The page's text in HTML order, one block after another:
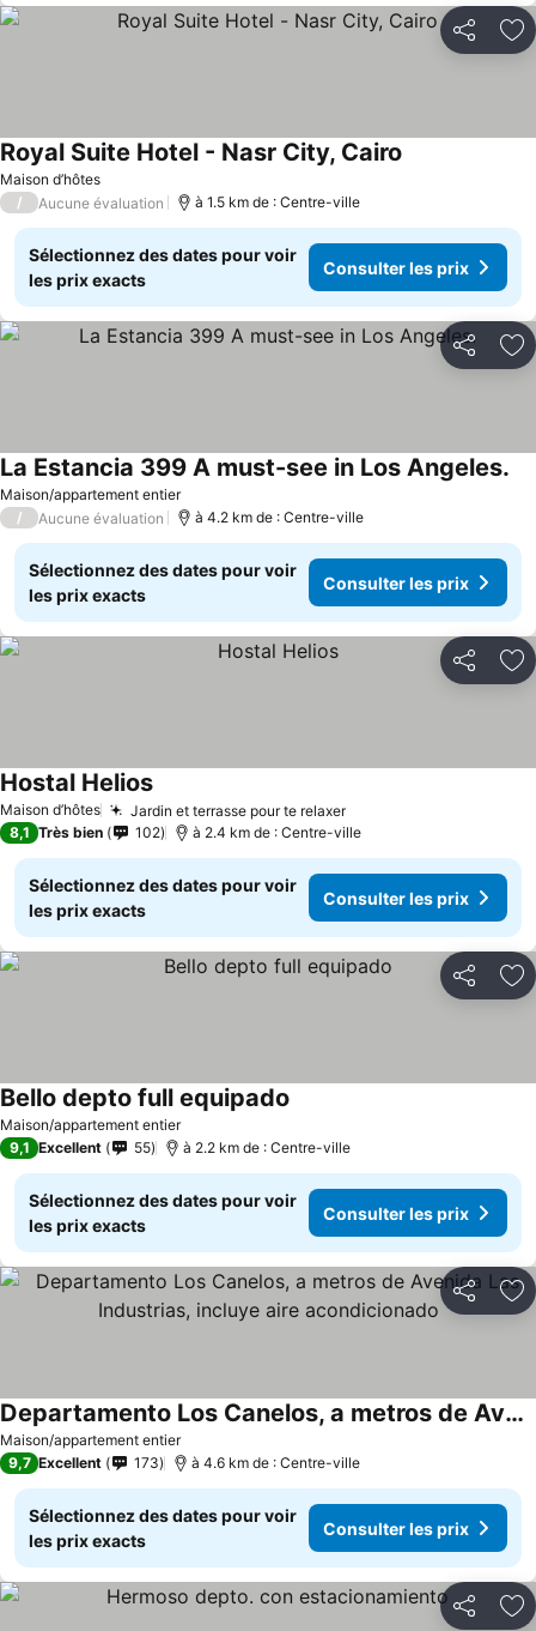
Partager
Maison d’hôtes
Royal Suite Hotel - Nasr City, Cairo
/ Aucune évaluation à 1.5 km de : Centre-ville
Sélectionnez des dates pour voir
les prix exacts
Consulter les prix
Partager
Maison/appartement entier
La Estancia 399 A must-see in Los Angeles.
/ Aucune évaluation à 4.2 km de : Centre-ville
Sélectionnez des dates pour voir
les prix exacts
Consulter les prix
Partager
Maison d’hôtes Jardin et terrasse pour te relaxer
Hostal Helios
8,1 Très bien 102 à 2.4 km de : Centre-ville
Sélectionnez des dates pour voir
les prix exacts
Consulter les prix
Partager
Maison/appartement entier
Bello depto full equipado
9,1 Excellent 55 à 2.2 km de : Centre-ville
Sélectionnez des dates pour voir
les prix exacts
Consulter les prix
Partager
Maison/appartement entier
Departamento Los Canelos, a metros de Avenida Las Industrias, incluye aire acondicionado
9,7 Excellent 173 à 4.6 km de : Centre-ville
Sélectionnez des dates pour voir
les prix exacts
Consulter les prix
Partager